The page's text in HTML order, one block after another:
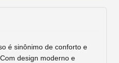
é sinônimo de conforto e
design moderno e